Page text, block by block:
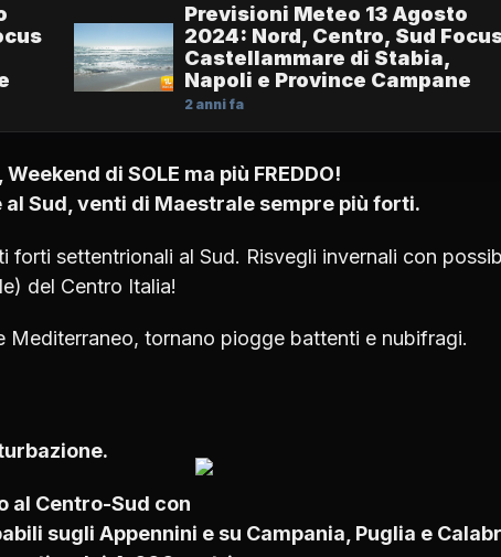
Previsioni Meteo 13 Agosto
2024: Nord, Centro, Sud
Castellammare di Stabia,
Napoli e Province Campane
2 anni fa
di SOLE ma più FREDDO!
Sud, venti di Maestrale sempre più forti.
forti settentrionali al Sud. Risvegli invernali con
del Centro Italia!
Mediterraneo, tornano piogge battenti e nubifragi.
al Centro-Sud con
sugli Appennini e su Campania, Puglia e